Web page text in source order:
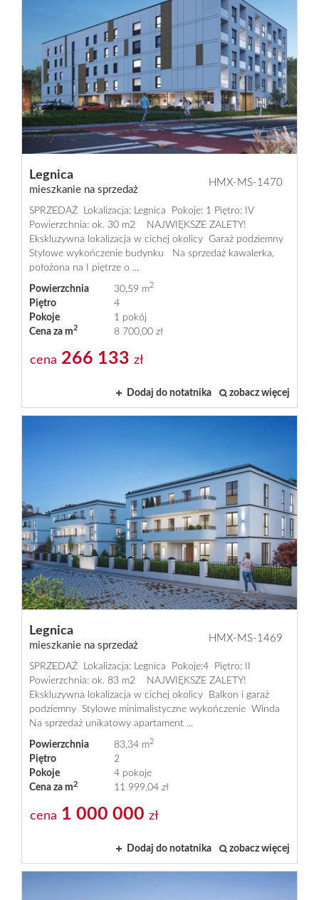
Lokale
Hale
Obiekty
Legnica
mieszkanie na sprzedaż
HMX-MS-1470
SPRZEDAŻ Lokalizacja: Legnica Pokoje: 1 Piętro: IV
Powierzchnia: ok. 30 m2 NAJWIĘKSZE ZALETY!
Ekskluzywna lokalizacja w cichej okolicy Garaż podziemny
Stylowe wykończenie budynku Na sprzedaż kawalerka,
położona na I piętrze o ...
Powierzchnia 30,59 m2
Piętro
4
Pokoje
1 pokój
Cena za m2 8 700,00 zł
cena 266 133 zł
Dodaj do notatnika zobacz więcej
Legnica
mieszkanie na sprzedaż
HMX-MS-1469
SPRZEDAŻ Lokalizacja: Legnica Pokoje:4 Piętro: II
Powierzchnia: ok. 83 m2 NAJWIĘKSZE ZALETY!
Ekskluzywna lokalizacja w cichej okolicy Balkon i garaż
podziemny Stylowe minimalistyczne wykończenie Winda
Na sprzedaż unikatowy apartament ...
Powierzchnia 83,34 m2
Piętro
2
Pokoje
4 pokoje
Cena za m2 11 999,04 zł
cena 1 000 000 zł
Dodaj do notatnika zobacz więcej